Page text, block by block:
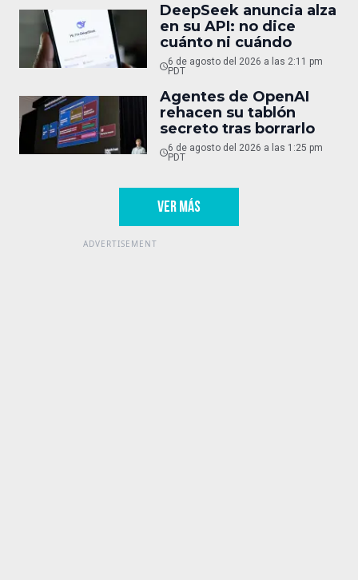
DeepSeek anuncia alza
en su API: no dice
cuánto ni cuándo
6 de agosto del 2026 a las 2:11 pm
PDT
Agentes de OpenAI
rehacen su tablón
secreto tras borrarlo
6 de agosto del 2026 a las 1:25 pm
PDT
VER MÁS